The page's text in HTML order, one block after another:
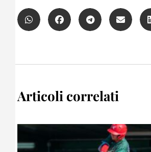
Articoli correlati